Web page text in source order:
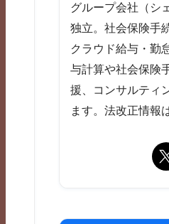
グループ会社（シ
独立。社会保険手
クラウド給与・勤
与計算や社会保険
援、コンサルティ
ます。法改正情報